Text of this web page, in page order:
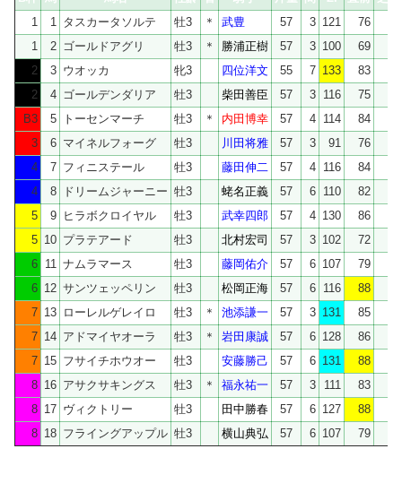
1
1 タスカータソルテ 牡3 ＊ 武豊 57 3 121
76
1
2 ゴールドアグリ 牡3 ＊ 勝浦正樹 57 3 100 69
2
3 ウオッカ 牝3 四位洋文 55 7 133 83
2
4 ゴールデンダリア 牡3 柴田善臣 57 3 116 75
B3
5 トーセンマーチ 牡3 ＊ 内田博幸 57 4 114
84
3
6 マイネルフォーグ 牡3 川田将雅 57 3 91 76
4
7 フィニステール 牡3 藤田伸二 57 4 116
84
4
8 ドリームジャーニー 牡3 蛯名正義 57 6 110 82
5
9 ヒラボクロイヤル 牡3 武幸四郎 57 4 130
86
5 10 プラテアード 牡3 北村宏司 57 3 102 72
6 11 ナムラマース 牡3 藤岡佑介 57 6 107 79
6 12 サンツェッペリン 牡3 松岡正海 57 6 116 88
7 13 ローレルゲレイロ 牡3 ＊ 池添謙一 57 3 131 85
7 14 アドマイヤオーラ 牡3 ＊ 岩田康誠 57 6 128 86
7 15 フサイチホウオー 牡3 安藤勝己 57 6 131
88
8 16 アサクサキングス 牡3 ＊ 福永祐一 57 3 111 83
8 17 ヴィクトリー 牡3 田中勝春 57 6 127
88
8 18 フライングアップル 牡3 横山典弘 57 6 107 79